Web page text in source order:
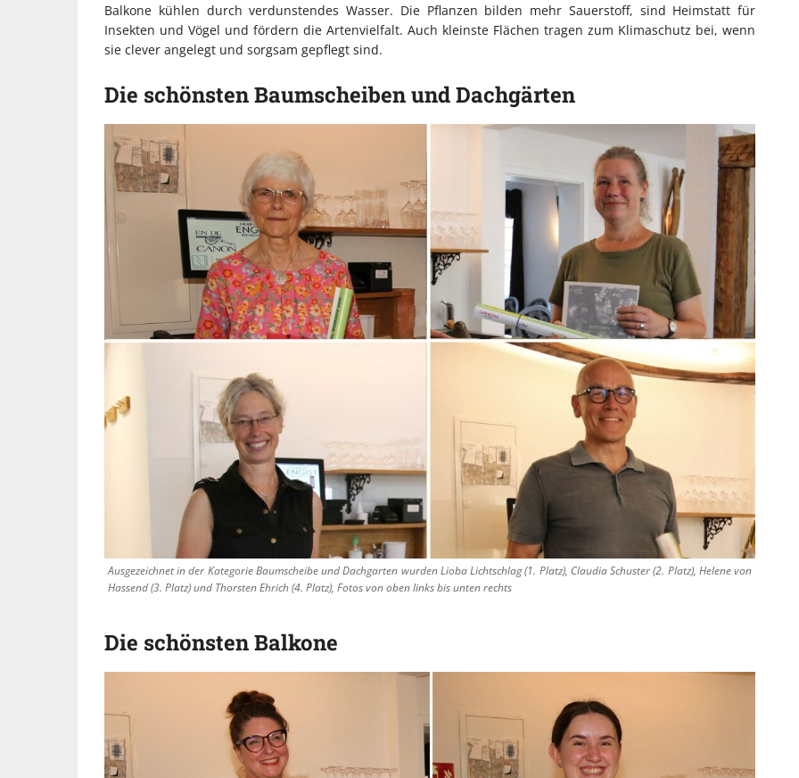
Balkone kühlen durch verdunstendes Wasser. Die Pflanzen bilden mehr Sauerstoff, sind Heimstatt für
Insekten und Vögel und fördern die Artenvielfalt. Auch kleinste Flächen tragen zum Klimaschutz bei, wenn
sie clever angelegt und sorgsam gepflegt sind.
Die schönsten Baumscheiben und Dachgärten
Ausgezeichnet in der Kategorie Baumscheibe und Dachgarten wurden Lioba Lichtschlag (1. Platz), Claudia Schuster (2. Platz), Helene von
Hassend (3. Platz) und Thorsten Ehrich (4. Platz), Fotos von oben links bis unten rechts
Die schönsten Balkone